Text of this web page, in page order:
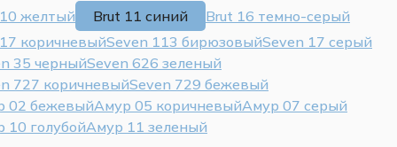
желтый Brut 11 синий
Brut 16 темно-серый
коричневыйSeven 113 бирюзовыйSeven 17 серый
35 черныйSeven 626 зеленый
727 коричневыйSeven 729 бежевый
02 бежевыйАмур 05 коричневыйАмур 07 серый
10 голубойАмур 11 зеленый